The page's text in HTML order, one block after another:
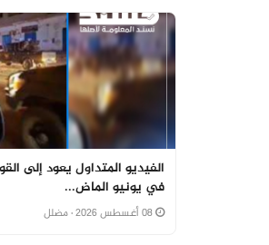
الفيديو المتداول يعود إلى
في يونيو الماض...
· مضلل